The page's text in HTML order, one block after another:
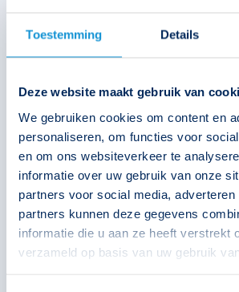
Toestemming Details
Deze website maakt gebruik van
We gebruiken cookies om content en
personaliseren, om functies voor
en om ons websiteverkeer te
informatie over uw gebruik van onze
partners voor social media,
partners kunnen deze gegevens
informatie die u aan ze heeft verstrekt
verzameld op basis van uw gebruik
15,90
Technische unie